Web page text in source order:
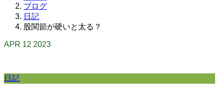
ブログ
日記
股関節が硬いと太る？
APR 12 2023
日記